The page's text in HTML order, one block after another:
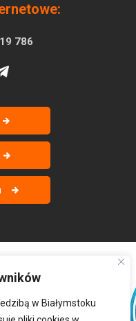
w Białymstoku
786